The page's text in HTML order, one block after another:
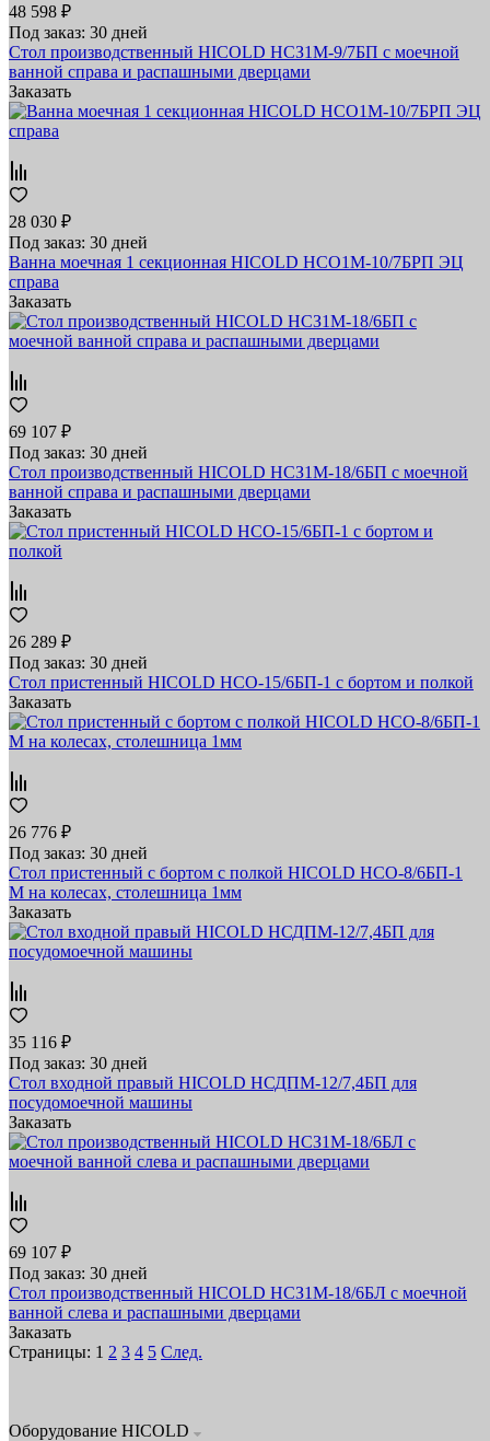
48 598 ₽
Под заказ: 30 дней
Стол производственный HICOLD НСЗ1М-9/7БП с моечной
ванной справа и распашными дверцами
Заказать
28 030 ₽
Под заказ: 30 дней
Ванна моечная 1 секционная HICOLD НСО1М-10/7БРП ЭЦ
справа
Заказать
69 107 ₽
Под заказ: 30 дней
Стол производственный HICOLD НСЗ1М-18/6БП с моечной
ванной справа и распашными дверцами
Заказать
26 289 ₽
Под заказ: 30 дней
Стол пристенный HICOLD НСО-15/6БП-1 с бортом и полкой
Заказать
26 776 ₽
Под заказ: 30 дней
Стол пристенный с бортом с полкой HICOLD НСО-8/6БП-1
М на колесах, столешница 1мм
Заказать
35 116 ₽
Под заказ: 30 дней
Стол входной правый HICOLD НСДПМ-12/7,4БП для
посудомоечной машины
Заказать
69 107 ₽
Под заказ: 30 дней
Стол производственный HICOLD НСЗ1М-18/6БЛ с моечной
ванной слева и распашными дверцами
Заказать
Страницы: 1 2 3 4 5 След.
Оборудование HICOLD